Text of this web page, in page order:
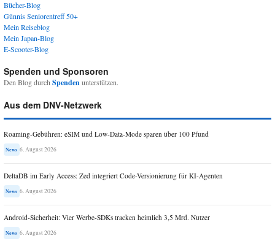
Bücher-Blog
Günnis Seniorentreff 50+
Mein Reiseblog
Mein Japan-Blog
E-Scooter-Blog
Spenden und Sponsoren
Den Blog durchSpendenunterstützen.
Aus dem DNV-Netzwerk
Roaming-Gebühren: eSIM und Low-Data-Mode sparen über 100 Pfund
News 6. August 2026
DeltaDB im Early Access: Zed integriert Code-Versionierung für KI-Agenten
News 6. August 2026
Android-Sicherheit: Vier Werbe-SDKs tracken heimlich 3,5 Mrd. Nutzer
News 6. August 2026